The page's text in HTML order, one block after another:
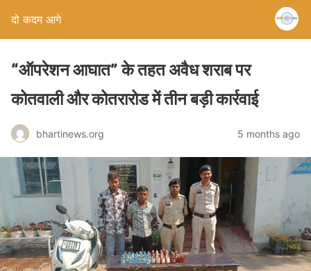
दो कदम आगे
“ऑपरेशन आघात” के तहत अवैध शराब पर
कोतवाली और कोतरारोड में तीन बड़ी कार्रवाई
bhartinews.org 5 months ago